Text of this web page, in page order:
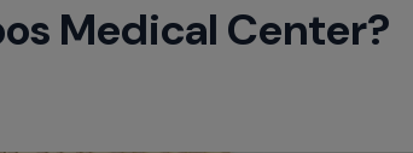
Medical Center?